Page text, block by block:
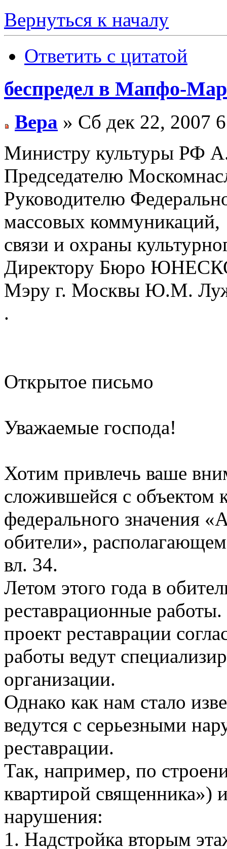
Вернуться к началу
Ответить с цитатой
беспредел в Мапфо-
Вера » Сб дек 22, 2007
Министру культуры РФ
Председателю
Руководителю
массовых коммуникаций,
связи и охраны
Директору Бюро
Мэру г. Москвы Ю.М.
.
Открытое письмо
Уважаемые господа!
Хотим привлечь ваше
сложившейся с объектом
федерального значения
обители»,
вл. 34.
Летом этого года в
реставрационные
проект реставрации
работы ведут
организации.
Однако как нам стало
ведутся с серьезными
реставрации.
Так, например, по
квартирой
нарушения:
1. Надстройка вторым